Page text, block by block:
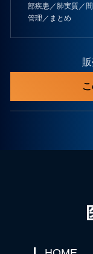
部疾患／肺実質／
管理／まとめ